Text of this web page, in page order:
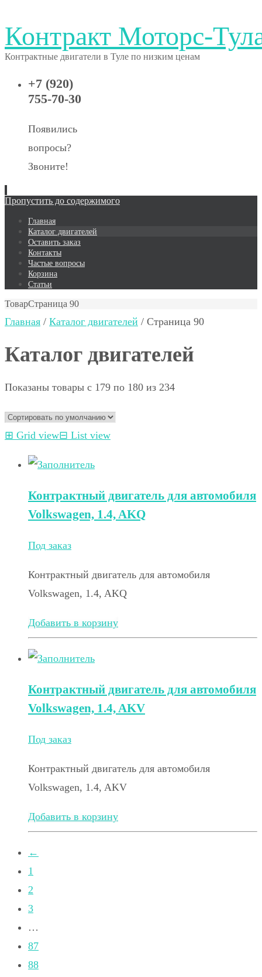
Контракт Моторс-
Контрактные двигатели в Туле по низким ценам
+7 (920)
755-70-30
Появились
вопросы?
Звоните!
Пропустить до содержимого
Главная
Каталог двигателей
Оставить заказ
Контакты
Частые вопросы
Корзина
Статьи
ТоварСтраница 90
Главная / Каталог двигателей / Страница 90
Каталог двигателей
Показаны товары с 179 по 180 из 234
⊞ Grid view⊟ List view
Контрактный двигатель для автомобиля
Volkswagen, 1.4, AKQ
Под заказ
Контрактный двигатель для автомобиля
Volkswagen, 1.4, AKQ
Добавить в корзину
Контрактный двигатель для автомобиля
Volkswagen, 1.4, AKV
Под заказ
Контрактный двигатель для автомобиля
Volkswagen, 1.4, AKV
Добавить в корзину
←
1
2
3
…
87
88